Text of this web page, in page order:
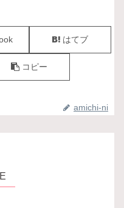
はてブ
コピー
amichi-ni